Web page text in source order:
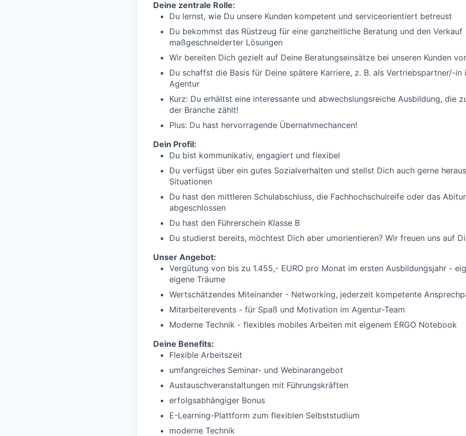
Deine zentrale Rolle:
Du lernst, wie Du unsere Kunden kompetent und serviceorientiert betreust
Du bekommst das Rüstzeug für eine ganzheitliche Beratung und den Verkauf
maßgeschneiderter Lösungen
Wir bereiten Dich gezielt auf Deine Beratungseinsätze bei unseren Kunden vor
Du schaffst die Basis für Deine spätere Karriere, z. B. als Vertriebspartner/-in
Agentur
Kurz: Du erhältst eine interessante und abwechslungsreiche Ausbildung, die
der Branche zählt!
Plus: Du hast hervorragende Übernahmechancen!
Dein Profil:
Du bist kommunikativ, engagiert und flexibel
Du verfügst über ein gutes Sozialverhalten und stellst Dich auch gerne
Situationen
Du hast den mittleren Schulabschluss, die Fachhochschulreife oder das Abitur
abgeschlossen
Du hast den Führerschein Klasse B
Du studierst bereits, möchtest Dich aber umorientieren? Wir freuen uns auf
Unser Angebot:
Vergütung von bis zu 1.455,- EURO pro Monat im ersten Ausbildungsjahr -
eigene Träume
Wertschätzendes Miteinander - Networking, jederzeit kompetente
Mitarbeiterevents - für Spaß und Motivation im Agentur-Team
Moderne Technik - flexibles mobiles Arbeiten mit eigenem ERGO Notebook
Deine Benefits:
Flexible Arbeitszeit
umfangreiches Seminar- und Webinarangebot
Austauschveranstaltungen mit Führungskräften
erfolgsabhängiger Bonus
E-Learning-Plattform zum flexiblen Selbststudium
moderne Technik